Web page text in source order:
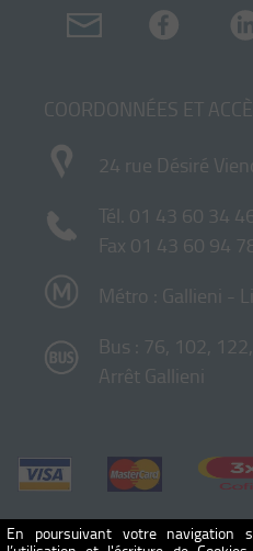
En poursuivant votre navigation
COORDONNÉES ET
24 rue Désiré
Tél. 01 43 60 34
Fax 01 43 60 94
Métro : Gallieni -
Bus : 76, 102,
Arrêt Gallieni